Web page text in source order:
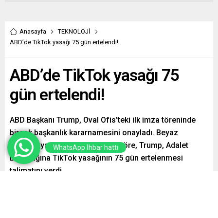
Anasayfa
TEKNOLOJİ
ABD’de TikTok yasağı 75 gün ertelendi!
ABD’de TikTok yasağı 75
gün ertelendi!
ABD Başkanı Trump, Oval Ofis’teki ilk imza töreninde
birçok başkanlık kararnamesini onayladı. Beyaz
Saray’ın yayımladığı bir karara göre, Trump, Adalet
Bakanlığına TikTok yasağının 75 gün ertelenmesi
talimatını verdi.
WhatsApp İhbar hattı